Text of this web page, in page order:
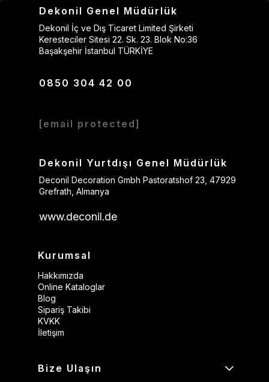
Dekonil Genel Müdürlük
Dekonil İç ve Dış Ticaret Limited Şirketi
Keresteciler Sitesi 22. Sk. 23. Blok No:36
Başakşehir İstanbul TÜRKİYE
0850 304 42 00
[email protected]
Dekonil Yurtdışı Genel Müdürlük
Deconil Decoration Gmbh Pastoratshof 23, 47929
Grefrath, Almanya
www.deconil.de
Kurumsal
Hakkımızda
Online Kataloglar
Blog
Sipariş Takibi
KVKK
İletişim
Bize Ulaşın